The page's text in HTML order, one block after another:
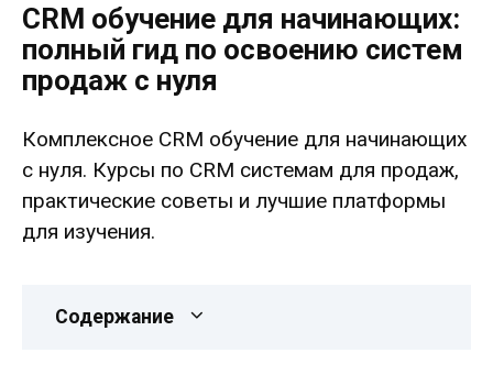
CRM обучение для начинающих:
полный гид по освоению систем
продаж с нуля
Комплексное CRM обучение для начинающих
с нуля. Курсы по CRM системам для продаж,
практические советы и лучшие платформы
для изучения.
Содержание